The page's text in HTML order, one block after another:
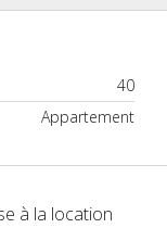
40
Appartement
à la location